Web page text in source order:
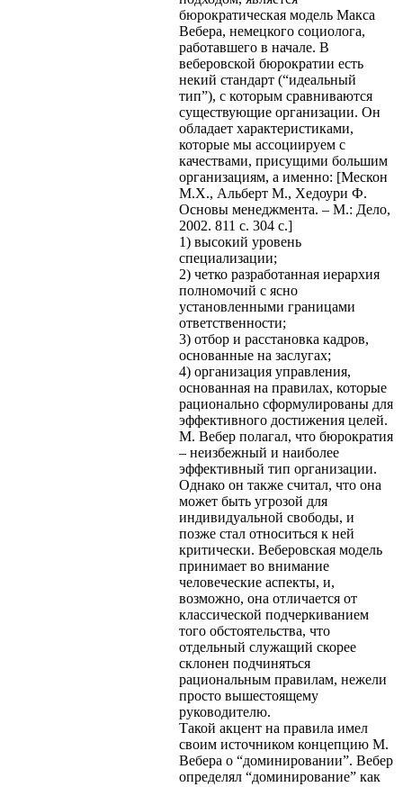
бюрократическая модель Макса
Вебера, немецкого социолога,
работавшего в начале. В
веберовской бюрократии есть
некий стандарт (“идеальный
тип”), с которым сравниваются
существующие организации. Он
обладает характеристиками,
которые мы ассоциируем с
качествами, присущими большим
организациям, а именно: [Мескон
М.Х., Альберт М., Хедоури Ф.
Основы менеджмента. – М.: Дело,
2002. 811 с. 304 с.]
1) высокий уровень
специализации;
2) четко разработанная иерархия
полномочий с ясно
установленными границами
ответственности;
3) отбор и расстановка кадров,
основанные на заслугах;
4) организация управления,
основанная на правилах, которые
рационально сформулированы для
эффективного достижения целей.
М. Вебер полагал, что бюрократия
– неизбежный и наиболее
эффективный тип организации.
Однако он также считал, что она
может быть угрозой для
индивидуальной свободы, и
позже стал относиться к ней
критически. Веберовская модель
принимает во внимание
человеческие аспекты, и,
возможно, она отличается от
классической подчеркиванием
того обстоятельства, что
отдельный служащий скорее
склонен подчиняться
рациональным правилам, нежели
просто вышестоящему
руководителю.
Такой акцент на правила имел
своим источником концепцию М.
Вебера о “доминировании”. Вебер
определял “доминирование” как